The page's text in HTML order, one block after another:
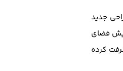
جدید
فضای
کرده